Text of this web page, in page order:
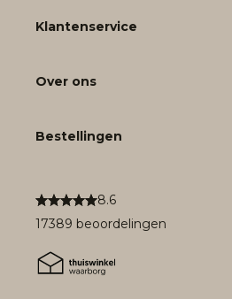
8.6
17389 beoordelingen
Klantenservice
Over ons
Bestellingen